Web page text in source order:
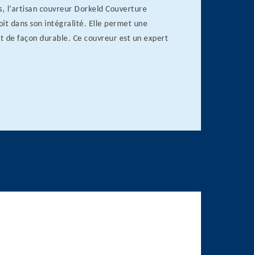
l’artisan couvreur Dorkeld Couverture
dans son intégralité. Elle permet une
de façon durable. Ce couvreur est un expert